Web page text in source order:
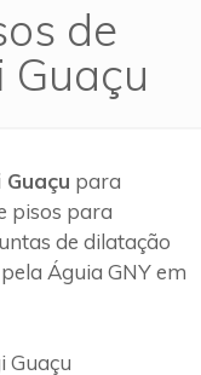
de
Guaçu
para
pisos para
de dilatação
Águia GNY em